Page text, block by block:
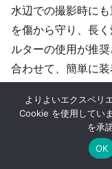
水辺での撮影時に
を傷から守り、長
ルターの使用が推
合わせて、簡単に
シェア
よりよいエクスペリ
Cookie を使用してい
を承
OK